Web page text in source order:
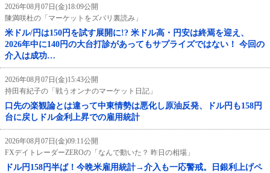
2026年08月07日(金)18:09公開
陳満咲杜の「マーケットをズバリ裏読み」
米ドル/円は150円を試す展開に!? 米ドル高・円安は終焉を迎え、
2026年中に140円の大台打診があってもサプライズではない！ 今回の
介入は成功…
2026年08月07日(金)15:43公開
持田有紀子の「戦うオンナのマーケット日記」
口先の楽観論とは違って中東情勢は悪化し原油反発、ドル円も158円
台に戻しドル金利上昇での雇用統計
2026年08月07日(金)09:11公開
FXデイトレーダーZEROの「なんで動いた？ 昨日の相場」
ドル円158円半ば！今晩米雇用統計→介入も一応警戒。日銀利上げペ